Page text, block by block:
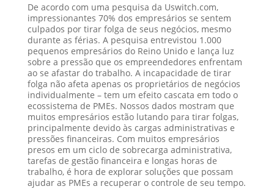
De acordo com uma pesquisa da Uswitch.com,
impressionantes 70% dos empresários se sentem
culpados por tirar folga de seus negócios, mesmo
durante as férias. A pesquisa entrevistou 1.000
pequenos empresários do Reino Unido e lança luz
sobre a pressão que os empreendedores enfrentam
ao se afastar do trabalho. A incapacidade de tirar
folga não afeta apenas os proprietários de negócios
individualmente – tem um efeito cascata em todo o
ecossistema de PMEs. Nossos dados mostram que
muitos empresários estão lutando para tirar folgas,
principalmente devido às cargas administrativas e
pressões financeiras. Com muitos empresários
presos em um ciclo de sobrecarga administrativa,
tarefas de gestão financeira e longas horas de
trabalho, é hora de explorar soluções que possam
ajudar as PMEs a recuperar o controle de seu tempo.